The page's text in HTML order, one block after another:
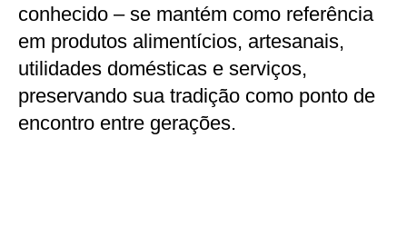
conhecido – se mantém como referência
em produtos alimentícios, artesanais,
utilidades domésticas e serviços,
preservando sua tradição como ponto de
encontro entre gerações.